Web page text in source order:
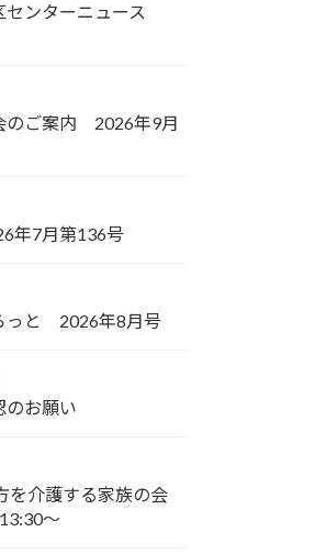
センターニュース
のご案内 2026年9月
年7月第136号
っと 2026年8月号
のお願い
を介護する家族の会
～